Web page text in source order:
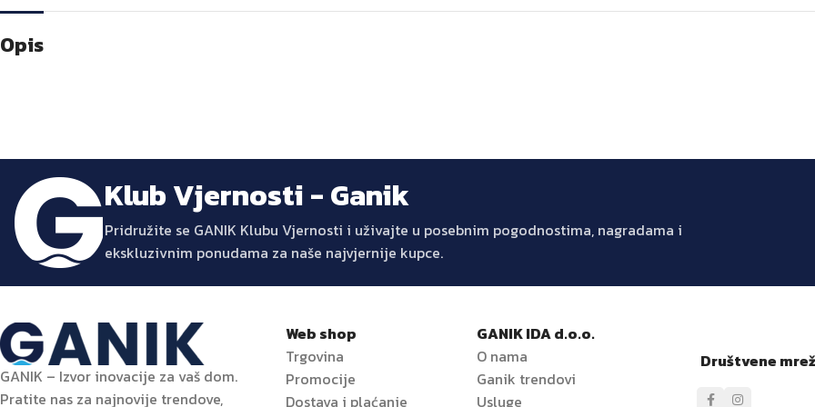
Opis
Klub Vjernosti - Ganik
Pridružite se GANIK Klubu Vjernosti i uživajte u posebnim pogodnostima, nagradama i
ekskluzivnim ponudama za naše najvjernije kupce.
GANIK – Izvor inovacije za vaš dom.
Pratite nas za najnovije trendove,
Web shop
Trgovina
Promocije
Dostava i plaćanje
GANIK IDA d.o.o.
O nama
Ganik trendovi
Usluge
Društvene